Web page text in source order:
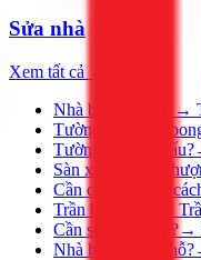
Sửa nhà
Xem tất cả →
Nhà bị thấm dột?
→
Tường ẩm mốc, bong
Tường nhà cũ, xấu?
Sàn xưởng, sân
Cần chia phòng, cách
Trần bị ố, nứt?
Cần sửa nhà gấp?→
Nhà hẹp, thiếu chỗ?